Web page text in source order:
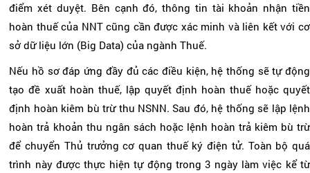
điểm xét duyệt. Bên cạnh đó, thông tin tài khoản nhận tiền
hoàn thuế của NNT cũng cần được xác minh và liên kết với cơ
sở dữ liệu lớn (Big Data) của ngành Thuế.
Nếu hồ sơ đáp ứng đầy đủ các điều kiện, hệ thống sẽ tự động
tạo đề xuất hoàn thuế, lập quyết định hoàn thuế hoặc quyết
định hoàn kiêm bù trừ thu NSNN. Sau đó, hệ thống sẽ lập lệnh
hoàn trả khoản thu ngân sách hoặc lệnh hoàn trả kiêm bù trừ
để chuyển Thủ trưởng cơ quan thuế ký điện tử. Toàn bộ quá
trình này được thực hiện tự động trong 3 ngày làm việc kể từ